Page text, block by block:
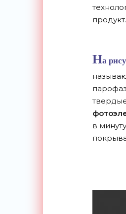
продукт.
На
в